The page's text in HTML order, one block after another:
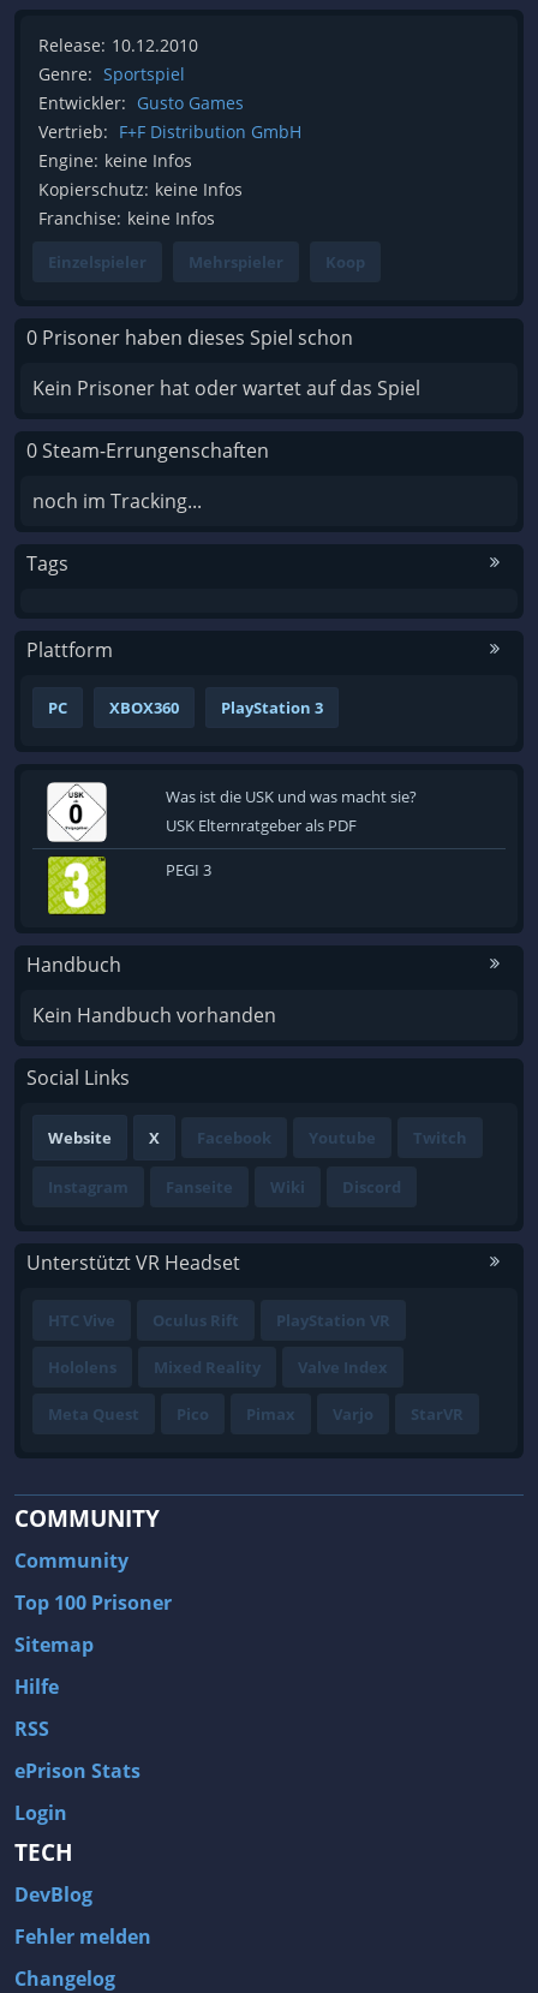
Release: 10.12.2010
Genre: Sportspiel
Entwickler: Gusto Games
Vertrieb: F+F Distribution GmbH
Engine: keine Infos
Kopierschutz: keine Infos
Franchise: keine Infos
Einzelspieler Mehrspieler Koop
0 Prisoner haben dieses Spiel schon
Kein Prisoner hat oder wartet auf das Spiel
0 Steam-Errungenschaften
noch im Tracking...
Tags
Plattform
PC XBOX360 PlayStation 3
Was ist die USK und was macht sie?
USK Elternratgeber als PDF
PEGI 3
Handbuch
Kein Handbuch vorhanden
Social Links
Website X Facebook Youtube Twitch
Instagram Fanseite Wiki Discord
Unterstützt VR Headset
HTC Vive Oculus Rift PlayStation VR
Hololens Mixed Reality Valve Index
Meta Quest Pico Pimax Varjo StarVR
COMMUNITY
Community
Top 100 Prisoner
Sitemap
Hilfe
RSS
ePrison Stats
Login
TECH
DevBlog
Fehler melden
Changelog